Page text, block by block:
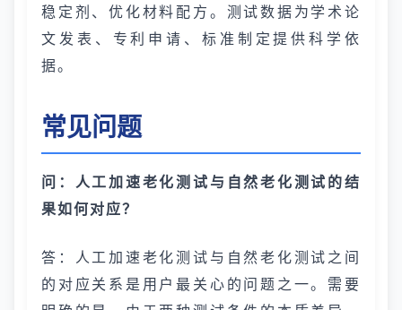
稳定剂、优化材料配方。测试数据为学术论
文发表、专利申请、标准制定提供科学依
据。
常见问题
问：人工加速老化测试与自然老化测试的结
果如何对应？
答：人工加速老化测试与自然老化测试之间
的对应关系是用户最关心的问题之一。需要